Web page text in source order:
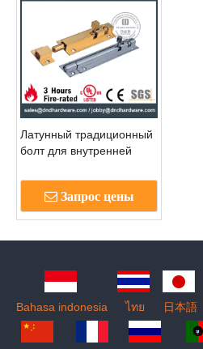
Латунный традиционный
болт для внутренней
DDDB015
Запрос цены
Bahasa indonesia ไทย 日本語